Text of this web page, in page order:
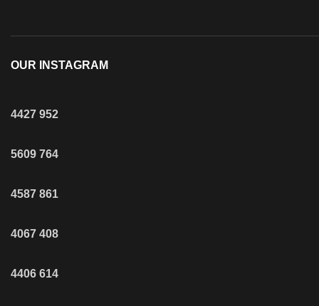
OUR INSTAGRAM
4427 952
5609 764
4587 861
4067 408
4406 614